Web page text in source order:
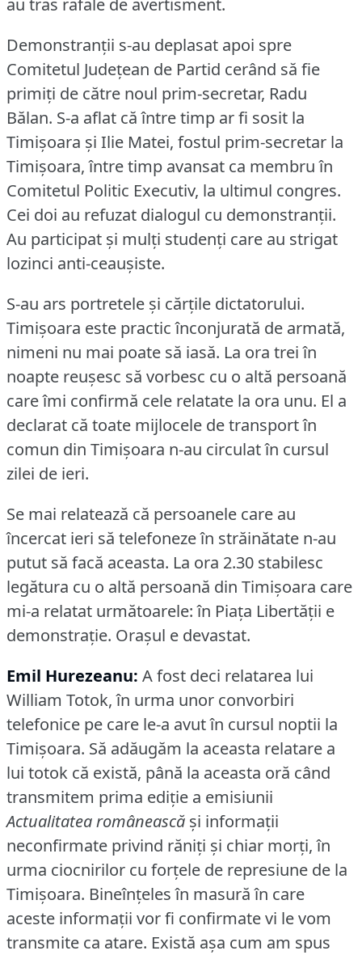
au tras rafale de avertisment.
Demonstranţii s-au deplasat apoi spre
Comitetul Judeţean de Partid cerând să fie
primiţi de către noul prim-secretar, Radu
Bălan. S-a aflat că între timp ar fi sosit la
Timişoara şi Ilie Matei, fostul prim-secretar la
Timişoara, între timp avansat ca membru în
Comitetul Politic Executiv, la ultimul congres.
Cei doi au refuzat dialogul cu demonstranţii.
Au participat şi mulţi studenţi care au strigat
lozinci anti-ceauşiste.
S-au ars portretele şi cărţile dictatorului.
Timişoara este practic înconjurată de armată,
nimeni nu mai poate să iasă. La ora trei în
noapte reuşesc să vorbesc cu o altă persoană
care îmi confirmă cele relatate la ora unu. El a
declarat că toate mijlocele de transport în
comun din Timişoara n-au circulat în cursul
zilei de ieri.
Se mai relatează că persoanele care au
încercat ieri să telefoneze în străinătate n-au
putut să facă aceasta. La ora 2.30 stabilesc
legătura cu o altă persoană din Timişoara care
mi-a relatat următoarele: în Piaţa Libertăţii e
demonstraţie. Oraşul e devastat.
Emil Hurezeanu: A fost deci relatarea lui
William Totok, în urma unor convorbiri
telefonice pe care le-a avut în cursul noptii la
Timişoara. Să adăugăm la aceasta relatare a
lui totok că există, până la aceasta oră când
transmitem prima ediţie a emisiunii
Actualitatea românească şi informaţii
neconfirmate privind răniţi şi chiar morţi, în
urma ciocnirilor cu forţele de represiune de la
Timişoara. Bineînţeles în masură în care
aceste informaţii vor fi confirmate vi le vom
transmite ca atare. Există aşa cum am spus